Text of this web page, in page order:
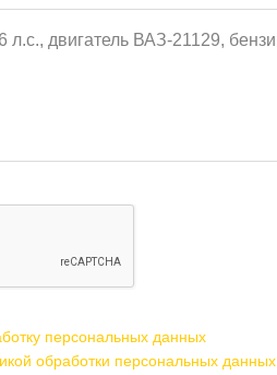
персональных данных
обработки персональных данных